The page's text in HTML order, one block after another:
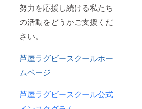
努力を応援し続ける私たち
の活動をどうかご支援くだ
さい。
芦屋ラグビースクールホー
ムページ
芦屋ラグビースクール公式